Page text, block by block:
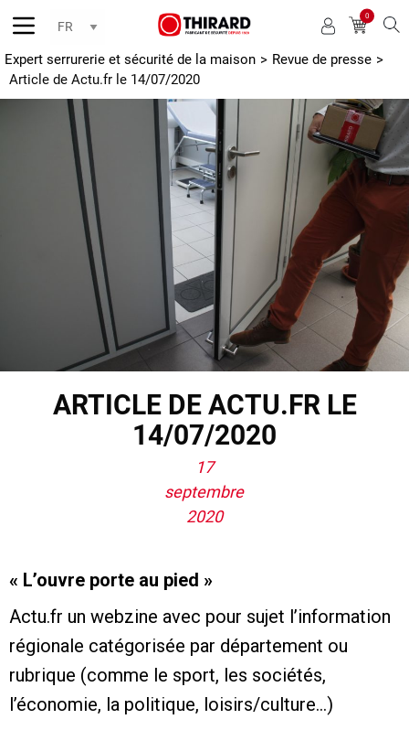
0
Expert serrurerie et sécurité de la maison > Revue de presse >
Article de Actu.fr le 14/07/2020
ARTICLE DE ACTU.FR LE
14/07/2020
17
septembre
2020
« L’ouvre porte au pied »
Actu.fr un webzine avec pour sujet l’information
régionale catégorisée par département ou
rubrique (comme le sport, les sociétés,
l’économie, la politique, loisirs/culture…)